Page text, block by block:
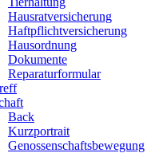
Hausratversicherung
Haftpflichtversicherung
Hausordnung
Dokumente
Reparaturformular
Back
Kurzportrait
Genossenschaftsbewegung